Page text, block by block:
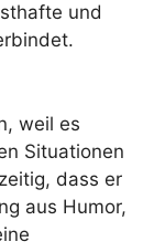
und
weil es
Situationen
dass er
aus Humor,